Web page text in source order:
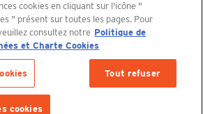
le PUBLICISDRUGSTORE
cookies en cliquant sur l'icône "
" présent sur toutes les pages. Pour
consultez notre Politique de
et Charte Cookies
Tout refuser
cookies